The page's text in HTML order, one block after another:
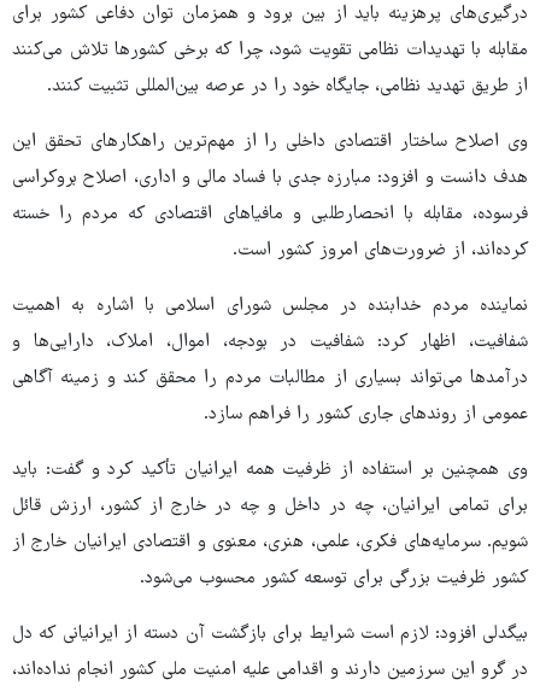
درگیری‌های پرهزینه باید از بین برود و همزمان توان دفاعی کشور برای
مقابله با تهدیدات نظامی تقویت شود، چرا که برخی کشورها تلاش می‌کنند
از طریق تهدید نظامی، جایگاه خود را در عرصه بین‌المللی تثبیت کنند.
وی اصلاح ساختار اقتصادی داخلی را از مهم‌ترین راهکارهای تحقق این
هدف دانست و افزود: مبارزه جدی با فساد مالی و اداری، اصلاح بروکراسی
فرسوده، مقابله با انحصارطلبی و مافیاهای اقتصادی که مردم را خسته
کرده‌اند، از ضرورت‌های امروز کشور است.
نماینده مردم خدابنده در مجلس شورای اسلامی با اشاره به اهمیت
شفافیت، اظهار کرد: شفافیت در بودجه، اموال، املاک، دارایی‌ها و
درآمدها می‌تواند بسیاری از مطالبات مردم را محقق کند و زمینه آگاهی
عمومی از روندهای جاری کشور را فراهم سازد.
وی همچنین بر استفاده از ظرفیت همه ایرانیان تأکید کرد و گفت: باید
برای تمامی ایرانیان، چه در داخل و چه در خارج از کشور، ارزش قائل
شویم. سرمایه‌های فکری، علمی، هنری، معنوی و اقتصادی ایرانیان خارج از
کشور ظرفیت بزرگی برای توسعه کشور محسوب می‌شود.
بیگدلی افزود: لازم است شرایط برای بازگشت آن دسته از ایرانیانی که دل
در گرو این سرزمین دارند و اقدامی علیه امنیت ملی کشور انجام نداده‌اند،